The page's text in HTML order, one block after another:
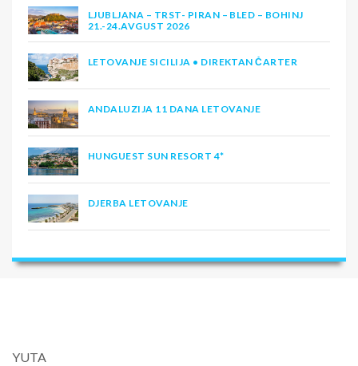
LJUBLJANA – TRST- PIRAN – BLED – BOHINJ
21.-24.AVGUST 2026
LETOVANJE SICILIJA • DIREKTAN ČARTER
ANDALUZIJA 11 DANA LETOVANJE
HUNGUEST SUN RESORT 4*
DJERBA LETOVANJE
YUTA